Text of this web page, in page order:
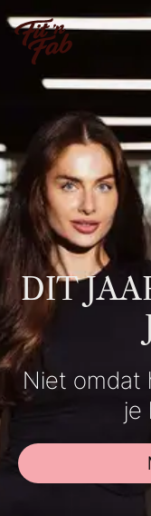
DIT
Niet omdat
je